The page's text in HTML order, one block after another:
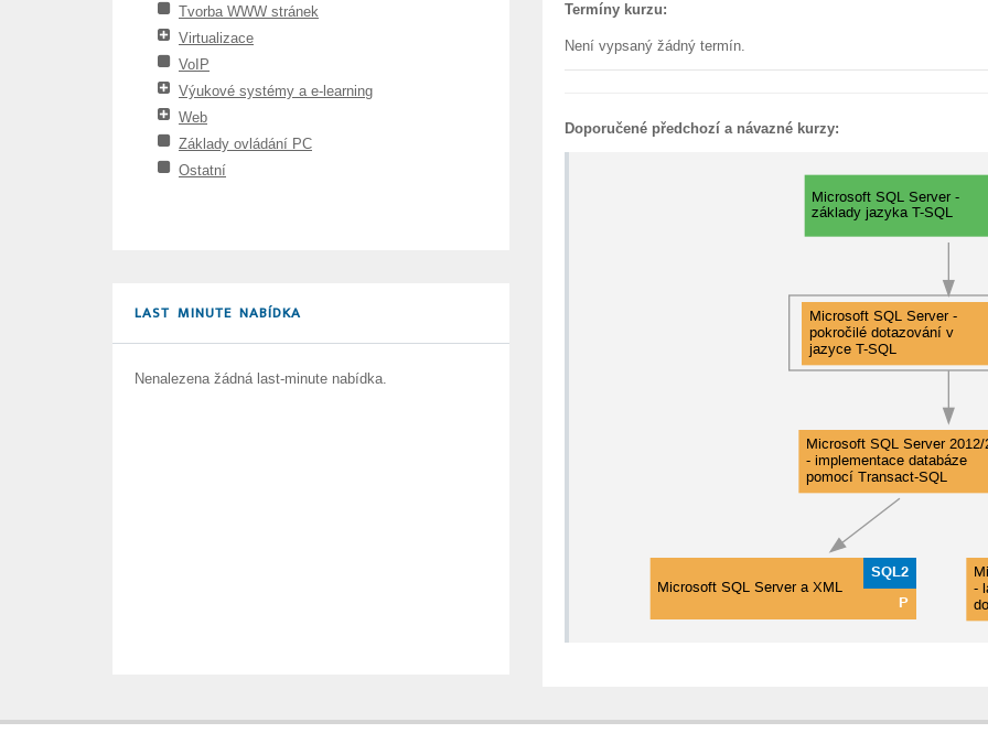
Tvorba WWW stránek
Virtualizace
VoIP
Výukové systémy a e-learning
Web
Základy ovládání PC
Ostatní
LAST MINUTE NABÍDKA
Nenalezena žádná last-minute nabídka.
Termíny kurzu:
Není vypsaný žádný termín.
Doporučené předchozí a návazné kurzy: